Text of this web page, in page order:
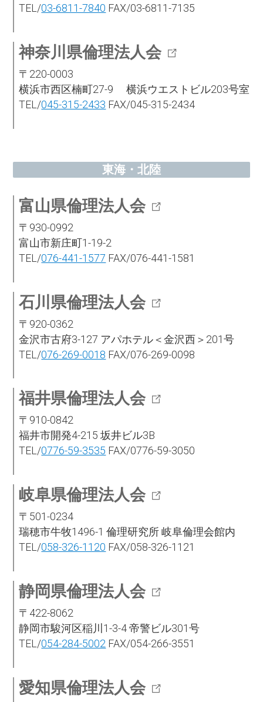
TEL/03-6811-7840 FAX/03-6811-7135
神奈川県倫理法人会
〒220-0003
横浜市西区楠町27-9 横浜ウエストビル203号室
TEL/045-315-2433 FAX/045-315-2434
東海・北陸
富山県倫理法人会
〒930-0992
富山市新庄町1-19-2
TEL/076-441-1577 FAX/076-441-1581
石川県倫理法人会
〒920-0362
金沢市古府3-127 アパホテル＜金沢西＞201号
TEL/076-269-0018 FAX/076-269-0098
福井県倫理法人会
〒910-0842
福井市開発4-215 坂井ビル3B
TEL/0776-59-3535 FAX/0776-59-3050
岐阜県倫理法人会
〒501-0234
瑞穂市牛牧1496-1 倫理研究所 岐阜倫理会館内
TEL/058-326-1120 FAX/058-326-1121
静岡県倫理法人会
〒422-8062
静岡市駿河区稲川1-3-4 帝警ビル301号
TEL/054-284-5002 FAX/054-266-3551
愛知県倫理法人会